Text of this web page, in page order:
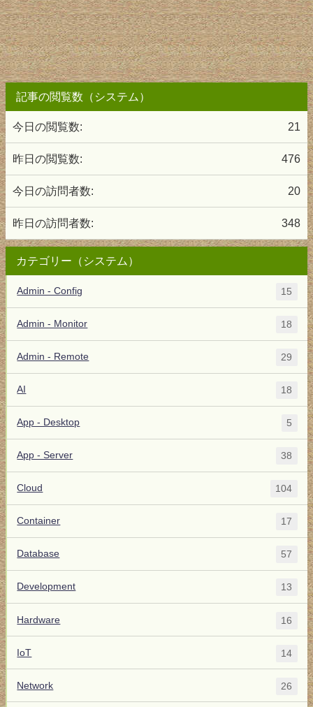
記事の閲覧数（システム）
21
今日の閲覧数:
476
昨日の閲覧数:
20
今日の訪問者数:
348
昨日の訪問者数:
カテゴリー（システム）
Admin - Config 15
Admin - Monitor 18
Admin - Remote 29
AI 18
App - Desktop 5
App - Server 38
Cloud 104
Container 17
Database 57
Development 13
Hardware 16
IoT 14
Network 26